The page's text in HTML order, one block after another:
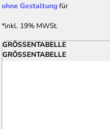
ohne Gestaltungfür
*inkl. 19% MWSt.
GRÖSSENTABELLE
GRÖSSENTABELLE